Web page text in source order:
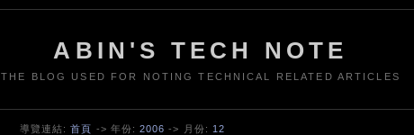
ABIN'S TECH NOTE
THE BLOG USED FOR NOTING TECHNICAL RELATED ARTICLES
導覽連結:首頁 -> 年份:2006 -> 月份: 12